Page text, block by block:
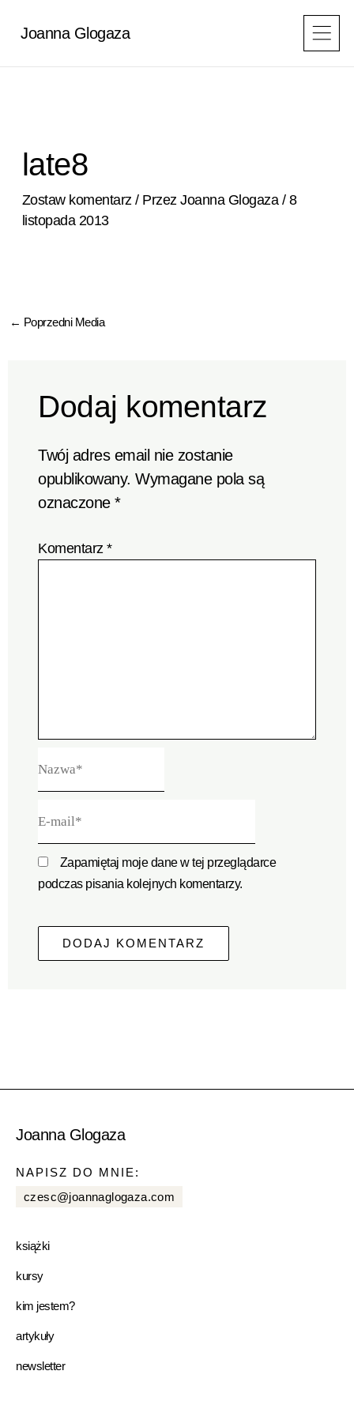
Joanna Glogaza
late8
Zostaw komentarz / PrzezJoanna Glogaza / 8
listopada 2013
← Poprzedni Media
Dodaj komentarz
Twój adres email nie zostanie
opublikowany. Wymagane pola są
oznaczone*
Komentarz*
mail*
Zapamiętaj moje dane w tej przeglądarce
podczas pisania kolejnych komentarzy.
Joanna Glogaza
NAPISZ DO MNIE:
czesc@joannaglogaza.com
książki
kursy
kim jestem?
artykuły
newsletter